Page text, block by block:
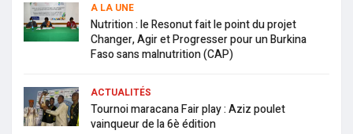
A LA UNE
Nutrition : le Resonut fait le point du projet
Changer, Agir et Progresser pour un Burkina
Faso sans malnutrition (CAP)
ACTUALITÉS
Tournoi maracana Fair play : Aziz poulet
vainqueur de la 6è édition